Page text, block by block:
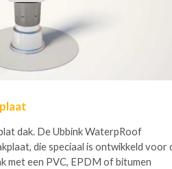
dak. De Ubbink WaterpRoof
die speciaal is ontwikkeld voor
met een PVC, EPDM of bitumen